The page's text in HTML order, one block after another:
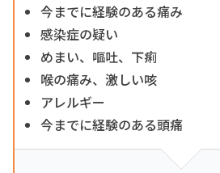
今までに経験のある痛み
感染症の疑い
めまい、嘔吐、下痢
喉の痛み、激しい咳
アレルギー
今までに経験のある頭痛